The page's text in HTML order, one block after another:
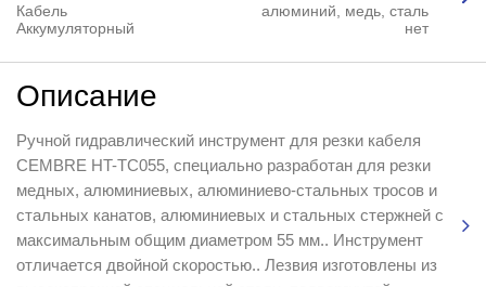
Кабель
алюминий, медь, сталь
Аккумуляторный
нет
Описание
Ручной гидравлический инструмент для резки кабеля
CEMBRE HT-TC055, специально разработан для резки
медных, алюминиевых, алюминиево-стальных тросов и
стальных канатов, алюминиевых и стальных стержней с
максимальным общим диаметром 55 мм.. Инструмент
отличается двойной скоростью.. Лезвия изготовлены из